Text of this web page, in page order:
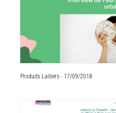
Produits Laitiers - 17/09/2018